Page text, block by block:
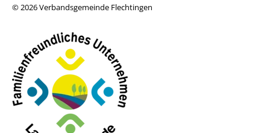
© 2026Verbandsgemeinde Flechtingen